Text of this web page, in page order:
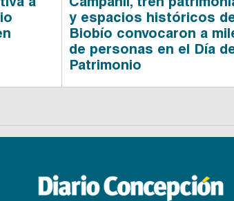
y espacios históricos
Biobío convocaron a
de personas en el Día
Patrimonio